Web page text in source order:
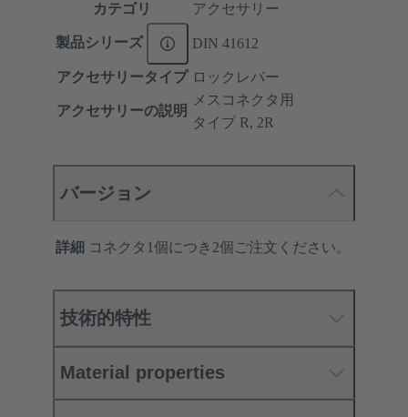
カテゴリ アクセサリー
製品シリーズ DIN 41612
アクセサリータイプ ロックレバー
アクセサリーの説明
メスコネクタ用
タイプ R, 2R
バージョン
詳細 コネクタ1個につき2個ご注文ください。
技術的特性
Material properties